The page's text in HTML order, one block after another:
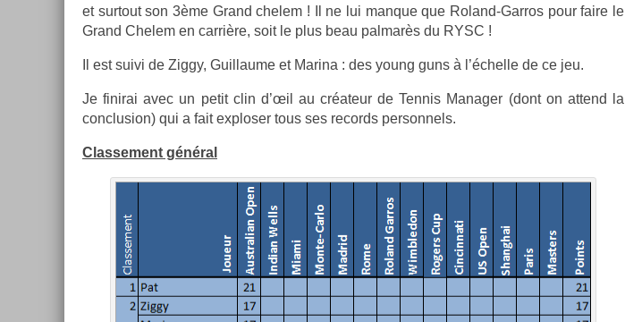
et sur­tout son 3ème Grand chelem ! Il ne lui man­que que Roland-Garros pour faire le
Grand Chelem en carrière, soit le plus beau pal­marès du RYSC !
Il est suivi de Ziggy, Guil­laume et Marina : des young guns à l’échel­le de ce jeu.
Je fin­irai avec un petit clin d’œil au créateur de Ten­nis Man­ag­er (dont on at­tend la
con­clus­ion) qui a fait ex­plos­er tous ses re­cords per­son­nels.
Clas­se­ment général